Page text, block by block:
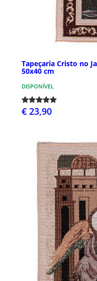
Tapeçaria Cristo no
50x40 cm
DISPONÍVEL
€ 23,90